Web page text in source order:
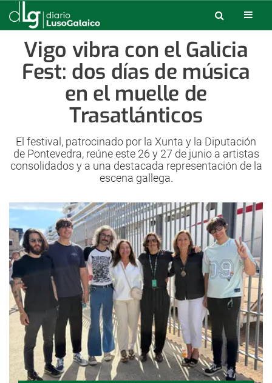
Vigo vibra con el Galicia
Fest: dos días de música
en el muelle de
Trasatlánticos
El festival, patrocinado por la Xunta y la Diputación
de Pontevedra, reúne este 26 y 27 de junio a artistas
consolidados y a una destacada representación de la
escena gallega.